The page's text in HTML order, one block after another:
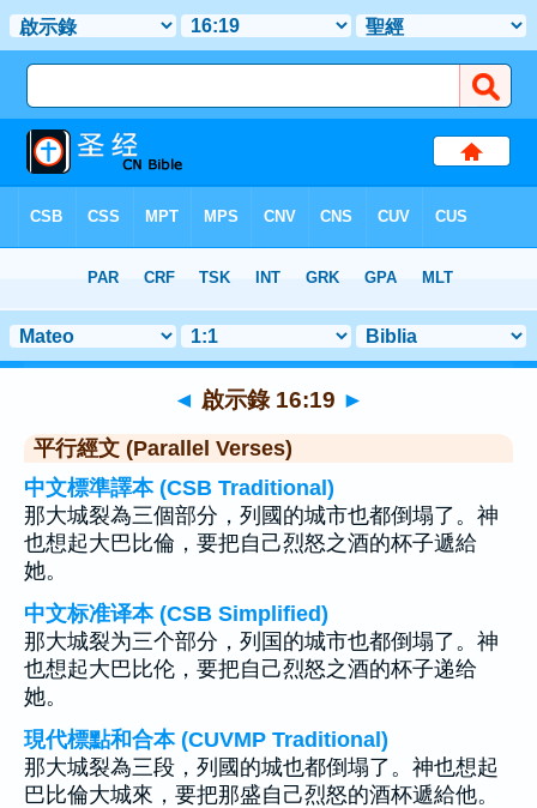
> 聖經金句 19
◄ 啟示錄 16:19 ►
平行經文 (Parallel Verses)
中文標準譯本 (CSB Traditional)
那大城裂為三個部分，列國的城市也都倒塌了。神
也想起大巴比倫，要把自己烈怒之酒的杯子遞給
她。
中文标准译本 (CSB Simplified)
那大城裂为三个部分，列国的城市也都倒塌了。神
也想起大巴比伦，要把自己烈怒之酒的杯子递给
她。
現代標點和合本 (CUVMP Traditional)
那大城裂為三段，列國的城也都倒塌了。神也想起
巴比倫大城來，要把那盛自己烈怒的酒杯遞給他。